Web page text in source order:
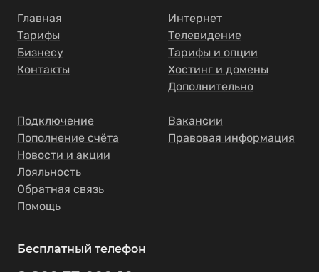
Главная
Тарифы
Бизнесу
Контакты
Интернет
Телевидение
Тарифы и опции
Хостинг и домены
Дополнительно
Подключение
Пополнение счёта
Новости и акции
Лояльность
Обратная связь
Помощь
Вакансии
Правовая информация
Бесплатный телефон